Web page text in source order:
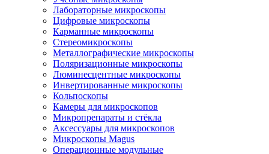
Лабораторные микроскопы
Цифровые микроскопы
Карманные микроскопы
Стереомикроскопы
Металлографические микроскопы
Поляризационные микроскопы
Люминесцентные микроскопы
Инвертированные микроскопы
Кольпоскопы
Камеры для микроскопов
Микропрепараты и стёкла
Аксессуары для микроскопов
Микроскопы Magus
Операционные модульные